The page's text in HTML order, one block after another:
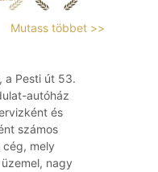
Mutass többet >>
a Pesti út 53.
autóház
és
számos
mely
nagy